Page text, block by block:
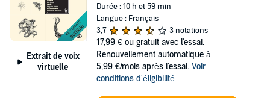
Extrait de voix
virtuelle
Durée : 10 h et 59 min
Langue : Français
3,7
3 notations
17,99 € ou gratuit avec l'essai.
Renouvellement automatique à
5,99 €/mois après l'essai. Voir
conditions d'éligibilité